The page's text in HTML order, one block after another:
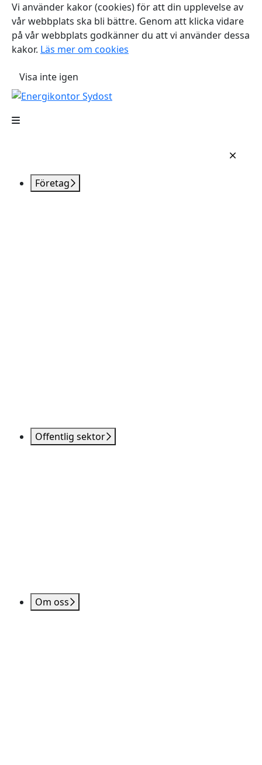
Vi använder kakor (cookies) för att din upplevelse av
vår webbplats ska bli bättre. Genom att klicka vidare
på vår webbplats godkänner du att vi använder dessa
kakor. Läs mer om cookies
Visa inte igen
Företag
Offentlig sektor
Om oss